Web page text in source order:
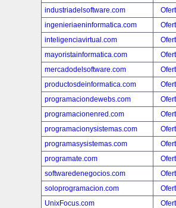
industriadelsoftware.com
ingenieriaeninformatica.com
inteligenciavirtual.com
mayoristainformatica.com
mercadodelsoftware.com
productosdeinformatica.com
programaciondewebs.com
programacionenred.com
programacionysistemas.com
programasysistemas.com
programate.com
softwaredenegocios.com
soloprogramacion.com
UnixFocus.com